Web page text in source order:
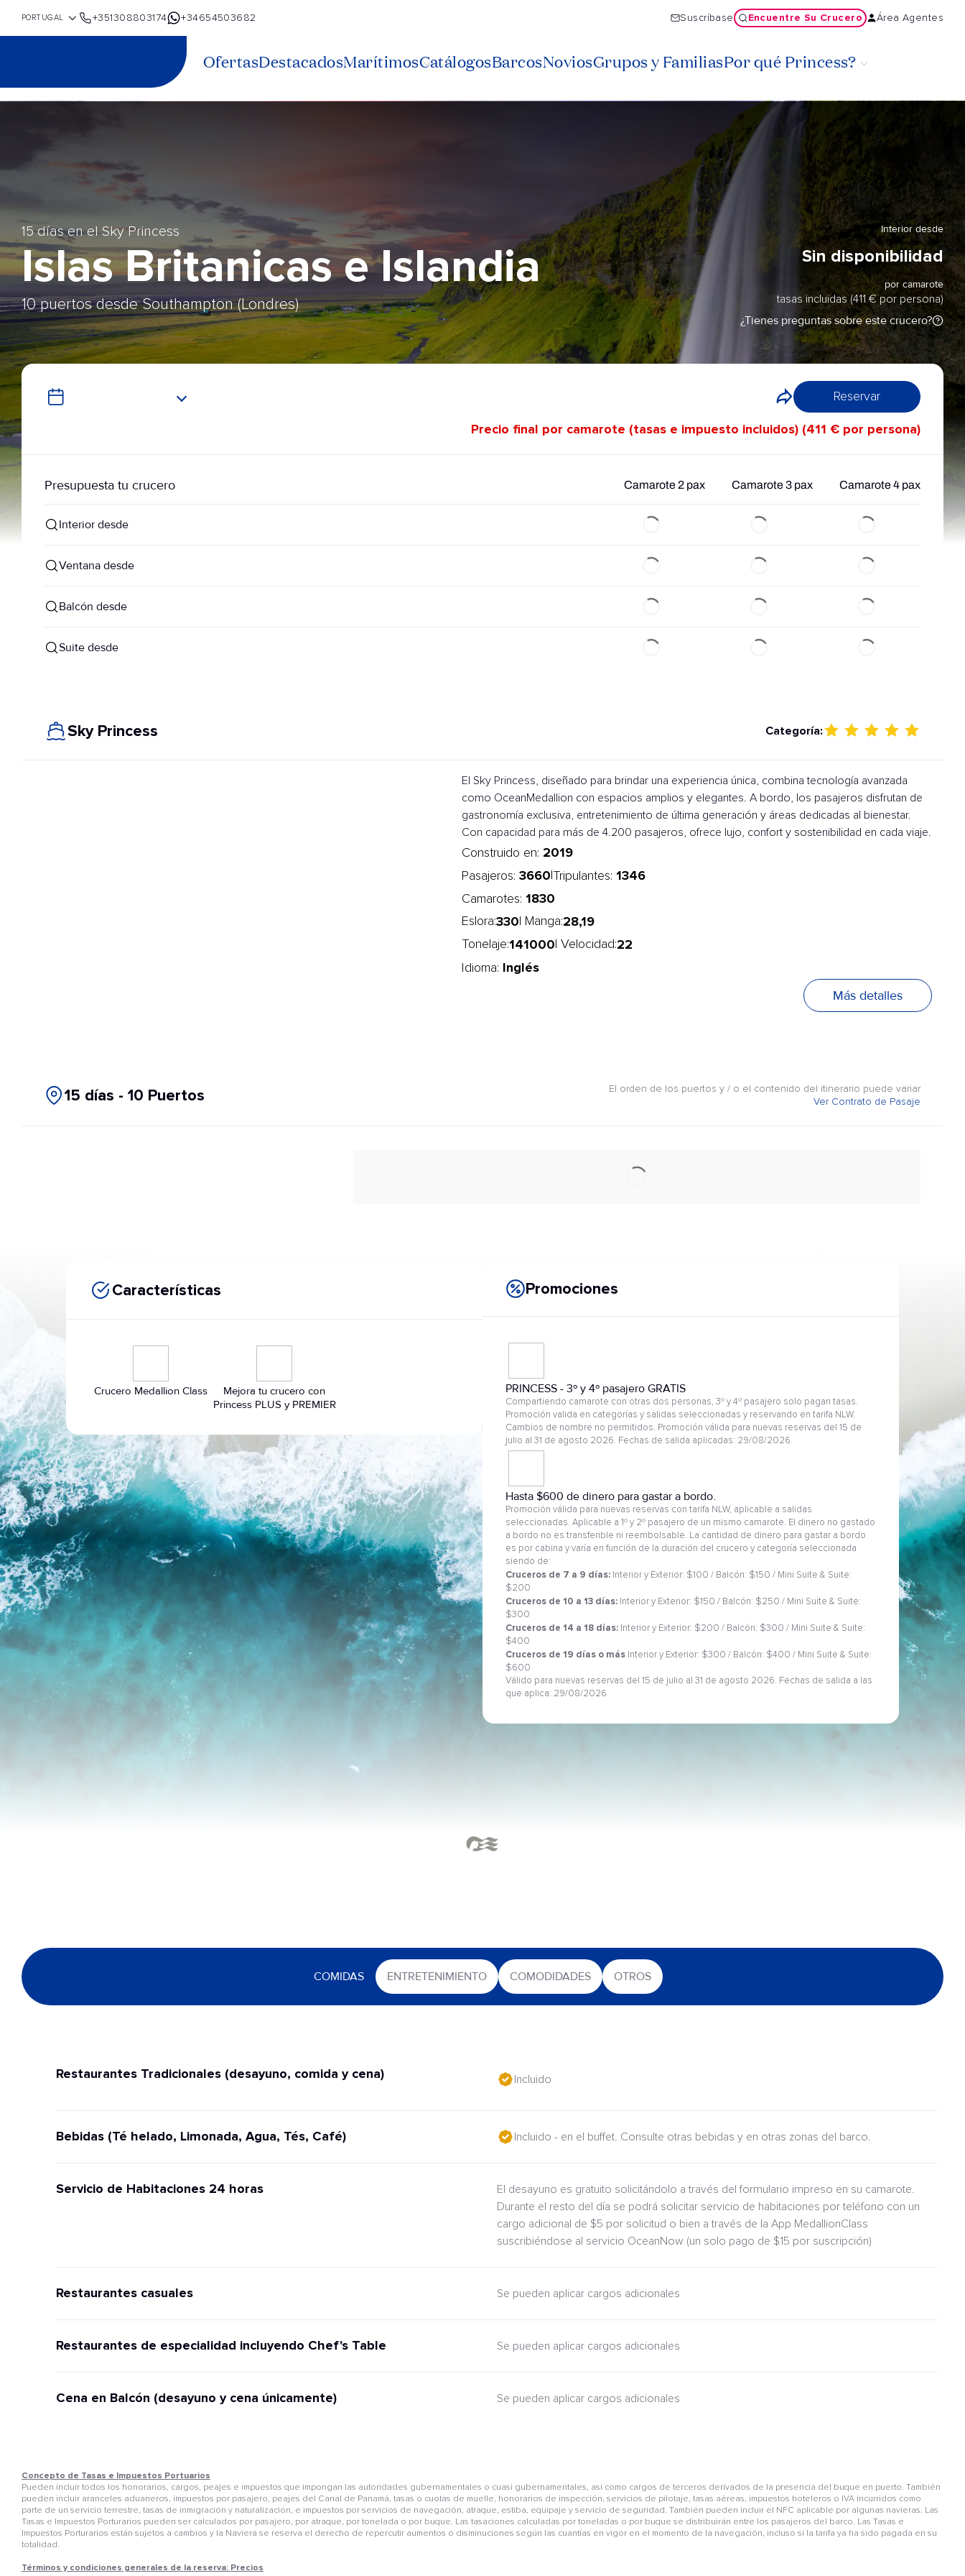
+351308803174 +34654503682 Suscríbase Encuentre Su Crucero Área Agentes
OfertasDestacadosMarítimosCatálogosBarcosNoviosGrupos y FamiliasPor qué Princess?
15 días en el Sky Princess
Islas Britanicas e Islandia
10 puertos desde Southampton (Londres)
Interior desde
Sin disponibilidad
por camarote
tasas incluidas (411 € por persona)
¿Tienes preguntas sobre este crucero?
Reservar
Precio final por camarote (tasas e impuesto incluidos) (411 € por persona)
Presupuesta tu crucero Camarote 2 pax Camarote 3 pax Camarote 4 pax
Interior desde
Ventana desde
Balcón desde
Suite desde
Sky Princess Categoría:
El Sky Princess, diseñado para brindar una experiencia única, combina tecnología avanzada
como OceanMedallion con espacios amplios y elegantes. A bordo, los pasajeros disfrutan de
gastronomía exclusiva, entretenimiento de última generación y áreas dedicadas al bienestar.
Con capacidad para más de 4.200 pasajeros, ofrece lujo, confort y sostenibilidad en cada viaje.
Construido en: 2019
Pasajeros: 3660 Tripulantes: 1346
Camarotes: 1830
Eslora:330 | Manga:28,19
Tonelaje:141000 | Velocidad:22
Idioma: Inglés
Más detalles
15 días - 10 Puertos
El orden de los puertos y / o el contenido del itinerario puede variar
Ver Contrato de Pasaje
Características
Crucero Medallion Class
Mejora tu crucero con
Princess PLUS y PREMIER
Promociones
PRINCESS - 3º y 4º pasajero GRATIS
Compartiendo camarote con otras dos personas, 3º y 4º pasajero solo pagan tasas.
Promoción valida en categorías y salidas seleccionadas y reservando en tarifa NLW.
Cambios de nombre no permitidos. Promoción válida para nuevas reservas del 15 de
julio al 31 de agosto 2026. Fechas de salida aplicadas: 29/08/2026
Hasta $600 de dinero para gastar a bordo.
Promoción válida para nuevas reservas con tarifa NLW, aplicable a salidas
seleccionadas. Aplicable a 1º y 2º pasajero de un mismo camarote. El dinero no gastado
a bordo no es transferible ni reembolsable. La cantidad de dinero para gastar a bordo
es por cabina y varía en función de la duración del crucero y categoría seleccionada
siendo de:
Cruceros de 7 a 9 días: Interior y Exterior: $100 / Balcón: $150 / Mini Suite & Suite:
$200
Cruceros de 10 a 13 días: Interior y Exterior: $150 / Balcón: $250 / Mini Suite & Suite:
$300
Cruceros de 14 a 18 días: Interior y Exterior: $200 / Balcón: $300 / Mini Suite & Suite:
$400
Cruceros de 19 días o más Interior y Exterior: $300 / Balcón: $400 / Mini Suite & Suite:
$600
Válido para nuevas reservas del 15 de julio al 31 de agosto 2026. Fechas de salida a las
que aplica: 29/08/2026
COMIDAS ENTRETENIMIENTO COMODIDADES OTROS
Restaurantes Tradicionales (desayuno, comida y cena) Incluido
Bebidas (Té helado, Limonada, Agua, Tés, Café) Incluido - en el buffet. Consulte otras bebidas y en otras zonas del barco.
Servicio de Habitaciones 24 horas
El desayuno es gratuito solicitándolo a través del formulario impreso en su camarote.
Durante el resto del día se podrá solicitar servicio de habitaciones por teléfono con un
cargo adicional de $5 por solicitud o bien a través de la App MedallionClass
suscribiéndose al servicio OceanNow (un solo pago de $15 por suscripción)
Restaurantes casuales Se pueden aplicar cargos adicionales
Restaurantes de especialidad incluyendo Chef's Table Se pueden aplicar cargos adicionales
Cena en Balcón (desayuno y cena únicamente) Se pueden aplicar cargos adicionales
Concepto de Tasas e Impuestos Portuarios
Pueden incluir todos los honorarios, cargos, peajes e impuestos que impongan las autoridades gubernamentales o cuasi gubernamentales, así como cargos de terceros derivados de la presencia del buque en puerto. También
pueden incluir aranceles aduaneros, impuestos por pasajero, peajes del Canal de Panamá, tasas o cuotas de muelle, honorarios de inspección, servicios de pilotaje, tasas aéreas, impuestos hoteleros o IVA incurridos como
parte de un servicio terrestre, tasas de inmigración y naturalización, e impuestos por servicios de navegación, atraque, estiba, equipaje y servicio de seguridad. También pueden incluir el NFC aplicable por algunas navieras. Las
Tasas e Impuestos Porturarios pueden ser calculados por pasajero, por atraque, por tonelada o por buque. Las tasaciones calculadas por toneladas o por buque se distribuirán entre los pasajeros del barco. Las Tasas e
Impuestos Porturarios están sujetos a cambios y la Naviera se reserva el derecho de repercutir aumentos o disminuciones según las cuantías en vigor en el momento de la navegación, incluso si la tarifa ya ha sido pagada en su
totalidad.
Términos y condiciones generales de la reserva: Precios